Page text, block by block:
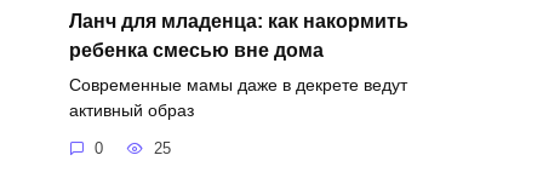
Ланч для младенца: как накормить
ребенка смесью вне дома
Современные мамы даже в декрете ведут
активный образ
0 25